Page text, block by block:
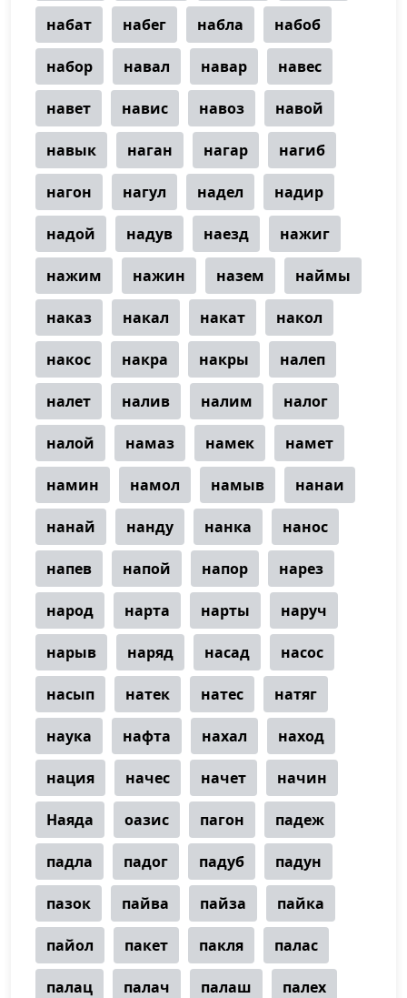
набат набег набла набоб
набор навал навар навес
навет навис навоз навой
навык наган нагар нагиб
нагон нагул надел надир
надой надув наезд нажиг
нажим нажин назем наймы
наказ накал накат накол
накос накра накры налеп
налет налив налим налог
налой намаз намек намет
намин намол намыв нанаи
нанай нанду нанка нанос
напев напой напор нарез
народ нарта нарты наруч
нарыв наряд насад насос
насып натек натес натяг
наука нафта нахал наход
нация начес начет начин
Наяда оазис пагон падеж
падла падог падуб падун
пазок пайва пайза пайка
пайол пакет пакля палас
палац палач палаш палех